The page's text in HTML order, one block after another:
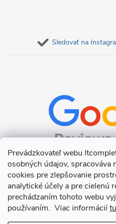
Prevádzkovateľ webu
osobných údajov, spracováva
cookies pre zlepšovanie
analytické účely a pre cielenú
prechádzaním tohoto webu
používaním. Viac informáciítu
Sledovať na